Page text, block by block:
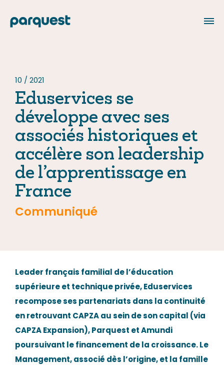
À propos
Notre équipe
Nos investissements
Nos engagements
Investissement responsable
Philanthropie
Nous contacter
10 / 2021
Eduservices se
développe avec ses
associés historiques et
accélère son leadership
de l’apprentissage en
France
Communiqué
Leader français familial de l’éducation
supérieure et technique privée, Eduservices
recompose ses partenariats dans la continuité
en retrouvant CAPZA au sein de son capital (via
CAPZA Expansion), Parquest et Amundi
poursuivant le financement de la croissance. Le
Management, associé dès l’origine, et la famille